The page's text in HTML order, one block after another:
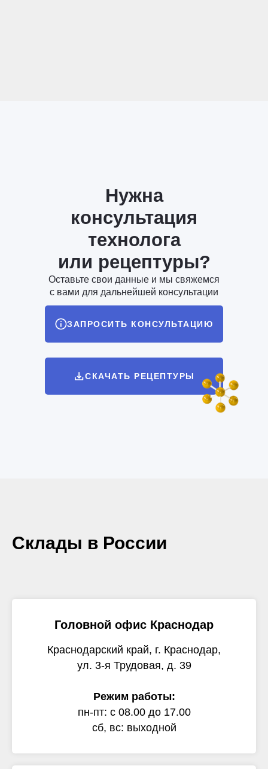
СКАЧАТЬ РЕЦЕПТУРЫ
ЗАПРОСИТЬ КОНСУЛЬТАЦИЮ
Нужна
консультация
технолога
или рецептуры?
Оставьте свои данные и мы свяжемся
с вами для дальнейшей консультации
Склады в России
Головной офис Краснодар
Краснодарский край, г. Краснодар,
ул. 3-я Трудовая, д. 39
Режим работы:
пн-пт: с 08.00 до 17.00
сб, вс: выходной